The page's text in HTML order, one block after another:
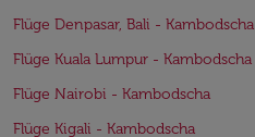
Flüge Denpasar, Bali - Kambodscha
Flüge Kuala Lumpur - Kambodscha
Flüge Nairobi - Kambodscha
Flüge Kigali - Kambodscha